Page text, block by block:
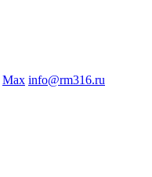
Max info@rm316.ru